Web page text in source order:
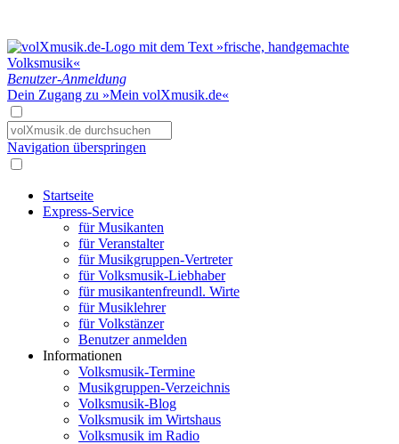
Benutzer-Anmeldung
Dein Zugang zu »Mein volXmusik.de«
Navigation überspringen
Startseite
Express-Service
für Musikanten
für Veranstalter
für Musikgruppen-Vertreter
für Volksmusik-Liebhaber
für musikantenfreundl. Wirte
für Musiklehrer
für Volkstänzer
Benutzer anmelden
Informationen
Volksmusik-Termine
Musikgruppen-Verzeichnis
Volksmusik-Blog
Volksmusik im Wirtshaus
Volksmusik im Radio